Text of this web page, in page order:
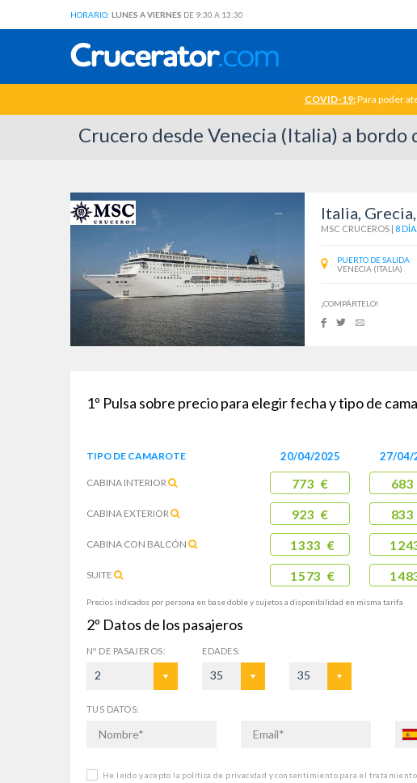
HORARIO: LUNES A VIERNES DE 9:30 A 13:30
COVID-19:Para poder
Crucero desde Venecia (Italia) a bordo
Italia,
MSC CRUCEROS| 8
PUERTO DE SALIDA
VENECIA (ITALIA)
¡COMPÁRTELO!
1º Pulsa sobre precio para elegir fecha y tipo de
TIPO DE CAMAROTE
CABINA INTERIOR
CABINA EXTERIOR
CABINA CON BALCÓN
SUITE
20/04/2025
773 €
923 €
1333 €
1573 €
27/04/
Precios indicados por persona en base doble y sujetos a disponibilidad en misma tarifa
2º Datos de los pasajeros
Nº DE PASAJEROS:
2
EDADES:
35 35
TUS DATOS:
He leído y acepto la política de privacidad y consentimiento para el